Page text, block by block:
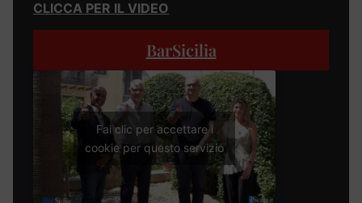
CLICCA PER IL VIDEO
BarSicilia
Fai clic per accettare i
cookie per questo servizio